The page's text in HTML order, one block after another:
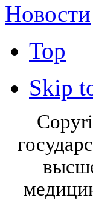
Новости
Top
Skip